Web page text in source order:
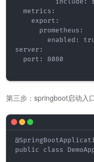
  metrics:
    export:
      prometheus:
enabled:
server:
  port: 8080
第三步：springboot启动入
public class